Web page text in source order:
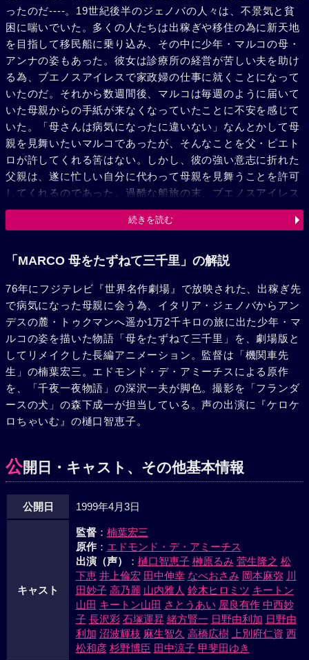
ったのだ----。19世紀後半のジェノバの人々は、不景気と貧
困に喘いでいた。多くの人たちは出稼ぎや移住の為に新天地
を目指して移民船に乗り込み、その中に少年・マルコの母・
アンナの姿もあった。彼女は診療所の経営が苦しい夫を助け
る為、ブエノスアイレスで家政婦の仕事に就くことになって
いたのだ。それから数週間後、マルコは毎週のように届いて
いた母親からの手紙が来なくなっていたことに不安を感じて
いた。「母さんは病気になったに違いない」なんとかして母
親を見舞いたいマルコであったが、そんなことを父・ピエト
ロが許してくれる筈はない。しかし、彼の強い意志に折れた
父親は、遂に忙しい自分に代わって母親を見舞うことを許可
してくれるのであった。過酷な船旅の末、ブエノスアイレス
に到着したマルコと愛猿・アメディオ。だが、そこでマルコ
は母親が既にコルドバという地へ引っ越していたことを知ら
一文となった彼は絶望の淵に立たされるのであった。そんな
ッピーノ一家だった。マルコの勇気に心打たれた彼らは、コ
ルドバまでマルコを馬車で送ってくると言ってくれた。とこ
ろがその途中、長女のコンチェッタが急病にかかり、マルコ
はひとりで旅を続けることになる。移民船の中で知り合った
同郷のフェデリコたちに旅費を工面してもらい、漸くの思い
でコルドバに到着したマルコ。だが、そこにも母親の姿はな
かった。彼女は、更に奥地のトゥクマンに引っ越していたの
だ。その後、町で知り合ったパブロという少年の病気の妹の
治療費を旅費から出してやったマルコは、彼の手引きでトゥ
無銭乗車がばれてしまい、線路伝いに30kmの道のりを歩く
ことを強いられる。靴底が破れながらも、険しい山道を歩き
遂に母親のいるトゥクマンのメキーネス家に到着する。果た
して、そこには病気の母親がいた。マルコの看病で、一命を
取り留める母親。マルコはそんな母親とジェノバへ帰ると、
将来、医者になることを心に誓うのだった。
続きを読む
「MARCO 母をたずねて三千里」の解説
76年にフジテレビ『世界名作劇場』で放映された、出稼ぎ先
で病気になった母親に会う為、イタリア・ジェノバからアン
デスの麓・トゥクマンへ遥か1万2千キロの旅に出た少年・マ
ルコの姿を描いた物語「母をたずねて三千里」を、劇場版と
してリメイクした長編アニメーション。監督は「機関車先
生」の楠葉宏三。エドモンド・デ・アミーチスによる原作
を、「千夜一夜物語」の深沢一夫が脚色。撮影を「フランダ
ースの犬」の森下成一が担当している。声の出演に『ケロケ
ロちゃいむ』の樋口智恵子。
公開日・キャスト、その他基本情報
公開日 1999年4月3日
キャスト
監督： 楠葉宏三
原作： エドモンド・デ・アミーチス
出演（声）
： 樋口智恵子 榊原るみ 菅生隆之 松
下恵 井上倫宏 田中伸幸 なべおさみ 岡本麻弥 川
田妙子 高乃麗 山内雅人 鈴木ヒロミツ キートン
山田 キートン山田 さとうあい 屋良有作 中西妙
子 長沢彩 石塚運昇 緒方賢一 日野由利加 日野由
利加 沼波輝枝 麻生智久 高橋広樹 上別府仁資 西
松和彦 杉野博臣 田中涼子 甲斐田ゆき